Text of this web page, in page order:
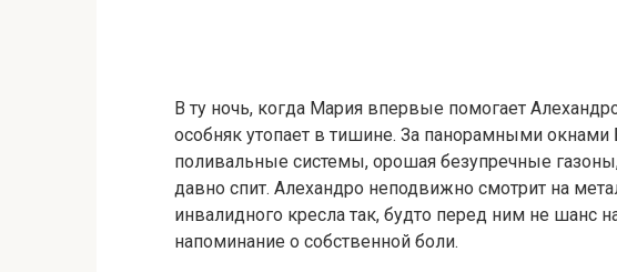
В ту ночь, когда Мария впервые помогает
особняк утопает в тишине. За панорамными
поливальные системы, орошая безупречные
давно спит. Алехандро неподвижно смотрит на
инвалидного кресла так, будто перед ним не шанс
напоминание о собственной боли.